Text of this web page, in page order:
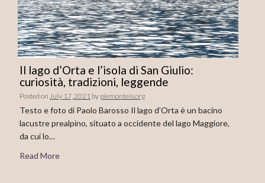
Il lago d’Orta e l’isola di San Giulio:
curiosità, tradizioni, leggende
Posted on July 17, 2021 by piemonteis.org
Testo e foto di Paolo Barosso Il lago d’Orta è un bacino
lacustre prealpino, situato a occidente del lago Maggiore,
da cui lo…
Read More